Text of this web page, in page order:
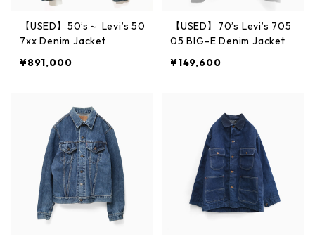
【USED】50’s～ Levi’s 50
7xx Denim Jacket
¥891,000
【USED】70’s Levi’s 705
05 BIG-E Denim Jacket
¥149,600